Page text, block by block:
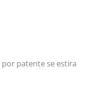
patente se estira